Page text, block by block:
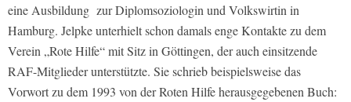
eine Ausbildung zur Diplomsoziologin und Volkswirtin in
Hamburg. Jelpke unterhielt schon damals enge Kontakte zu dem
Verein „Rote Hilfe“ mit Sitz in Göttingen, der auch einsitzende
RAF-Mitglieder unterstützte. Sie schrieb beispielsweise das
Vorwort zu dem 1993 von der Roten Hilfe herausgegebenen Buch: